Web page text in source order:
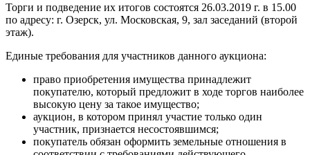
Торги и подведение их итогов состоятся 26.03.2019 г. в 15.00
по адресу: г. Озерск, ул. Московская, 9, зал заседаний (второй
этаж).
Единые требования для участников данного аукциона:
право приобретения имущества принадлежит
покупателю, который предложит в ходе торгов наиболее
высокую цену за такое имущество;
аукцион, в котором принял участие только один
участник, признается несостоявшимся;
покупатель обязан оформить земельные отношения в